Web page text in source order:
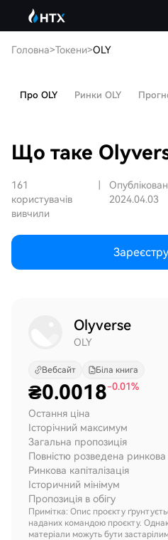
Головна>Токени>OLY
Про OLY Ринки OLY
Що таке
161
користувачів
вивчили
2024.04.03
Olyverse
OLY
Вебсайт Біла книга
₴0.0018-0.01%
Остання ціна
Історічний максимум
Загальна пропозиція
Повністю розведена ринкова
Ринкова капіталізація
Історичний мінімум
Пропозиція в обігу
Примітка: Опис проєкту
наданих командою проєкту.
матеріали можуть бути